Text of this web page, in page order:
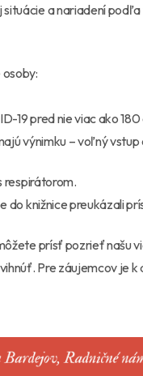
a nariadení
19 pred nie viac ako
výnimku – voľný
respirátorom.
do knižnice preukázali
prísť pozrieť našu
Pre záujemcov je k